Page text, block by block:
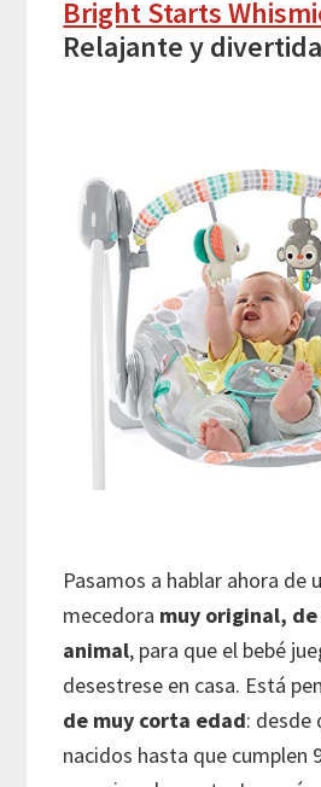
Bright Starts
Relajante y divertida
Pasamos a hablar ahora de
mecedora muy original,
animal, para que el bebé
desestrese en casa. Está
de muy corta edad: desde
nacidos hasta que cumplen